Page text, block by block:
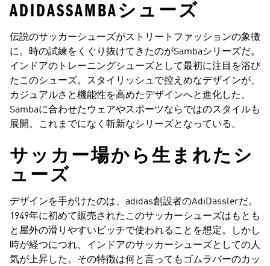
ADIDASSAMBAシューズ
伝説のサッカーシューズがストリートファッションの象徴
に。時の試練をくぐり抜けてきたのがSambaシリーズだ。
インドアのトレーニングシューズとして最初に注目を浴び
たこのシューズ。スタイリッシュで控えめなデザインが、
カジュアルさと機能性を高めたデザインへと進化した。
Sambaに合わせたウェアやスポーツならではのスタイルも
展開。これまでになく斬新なシリーズとなっている。
サッカー場から生まれたシ
ューズ
デザインを手がけたのは、adidas創設者のAdiDasslerだ。
1949年に初めて販売されたこのサッカーシューズはもとも
と屋外の滑りやすいピッチで使われることを想定。しかし
時が経つにつれ、インドアのサッカーシューズとしての人
気が上昇した。その特徴は何と言ってもゴムラバーのカッ